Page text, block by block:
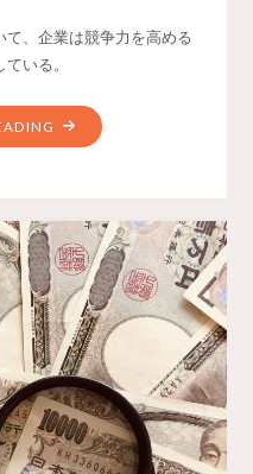
、企業は競争力を高める
いる。